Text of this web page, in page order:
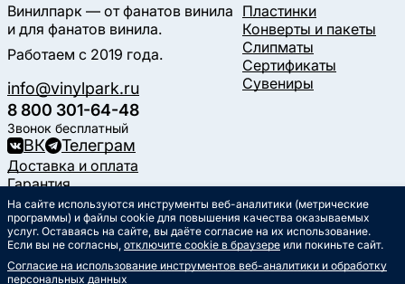
Винилпарк — от фанатов винила
и для фанатов винила.
Работаем с 2019 года.
info@vinylpark.ru
8 800 301-64-48
Звонок бесплатный
ВК Телеграм
Пластинки
Конверты и пакеты
Слипматы
Сертификаты
Сувениры
Доставка и оплата
Гарантия
Контакты
Статьи
Музыкальный календарь
Документы
Публичная оферта
На сайте используются инструменты веб-аналитики (метрические
программы) и файлы cookie для повышения качества оказываемых
услуг. Оставаясь на сайте, вы даёте согласие на их использование.
Если вы не согласны, отключите cookie в браузере или покиньте сайт.
Согласие на использование инструментов веб-аналитики и обработку
персональных данных